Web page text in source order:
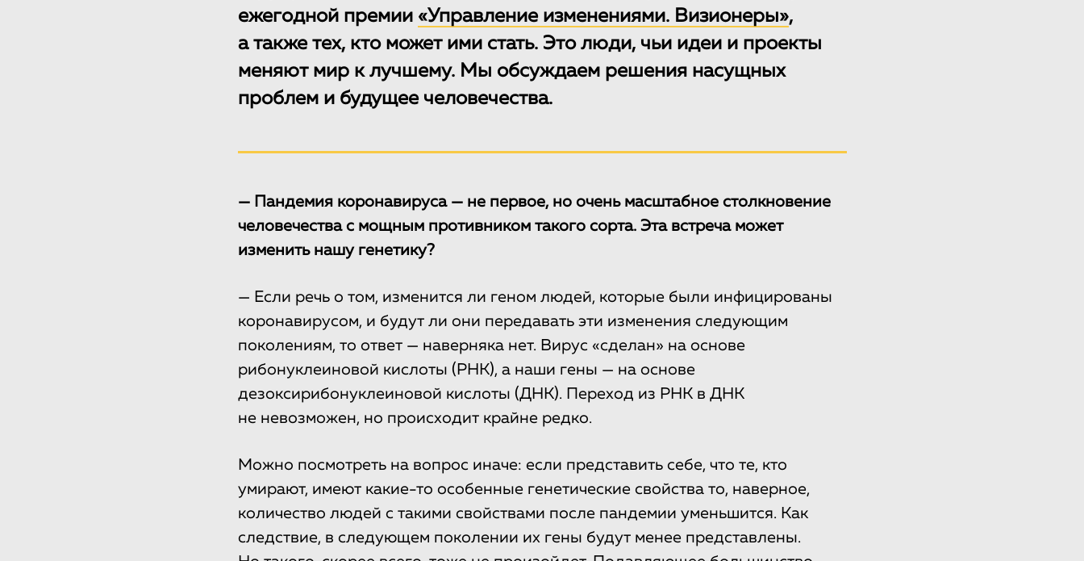
ежегодной премии «Управление изменениями. Визионеры»,
а также тех, кто может ими стать. Это люди, чьи идеи и проекты
меняют мир к лучшему. Мы обсуждаем решения насущных
проблем и будущее человечества.
— Пандемия коронавируса — не первое, но очень масштабное столкновение
человечества с мощным противником такого сорта. Эта встреча может
изменить нашу генетику?
— Если речь о том, изменится ли геном людей, которые были инфицированы
коронавирусом, и будут ли они передавать эти изменения следующим
поколениям, то ответ — наверняка нет. Вирус «сделан» на основе
рибонуклеиновой кислоты (РНК), а наши гены — на основе
дезоксирибонуклеиновой кислоты (ДНК). Переход из РНК в ДНК
не невозможен, но происходит крайне редко.
Можно посмотреть на вопрос иначе: если представить себе, что те, кто
умирают, имеют какие-то особенные генетические свойства то, наверное,
количество людей с такими свойствами после пандемии уменьшится. Как
следствие, в следующем поколении их гены будут менее представлены.